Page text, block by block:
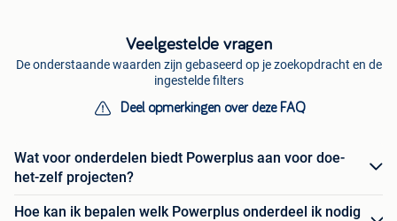
Veelgestelde vragen
De onderstaande waarden zijn gebaseerd op je zoekopdracht en de
ingestelde filters
Deel opmerkingen over deze FAQ
Wat voor onderdelen biedt Powerplus aan voor doe-
het-zelf projecten?
Hoe kan ik bepalen welk Powerplus onderdeel ik nodig